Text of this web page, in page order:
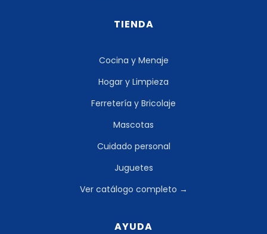
TIENDA
Cocina y Menaje
Hogar y Limpieza
Ferretería y Bricolaje
Mascotas
Cuidado personal
Juguetes
Ver catálogo completo →
AYUDA